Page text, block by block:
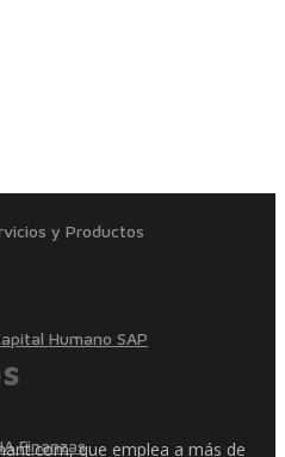
y Productos
Humano SAP
Finanzasque emplea a más de